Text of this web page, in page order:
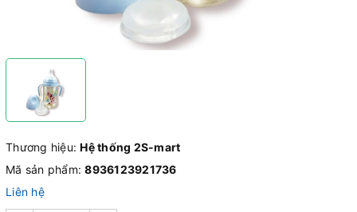
Thương hiệu:Hệ thống 2S-mart
Mã sản phẩm:8936123921736
Liên hệ